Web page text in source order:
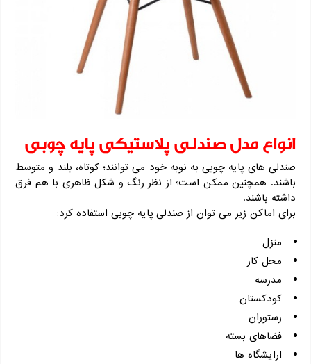
انواع مدل صندلی پلاستیکی پایه چوبی
صندلی های پایه چوبی به نوبه خود می توانند؛ کوتاه، بلند و متوسط
باشند. همچنین ممکن است؛ از نظر رنگ و شکل ظاهری با هم فرق
داشته باشند.
برای اماکن زیر می توان از صندلی پایه چوبی استفاده کرد:
منزل
محل کار
مدرسه
کودکستان
رستوران
فضاهای بسته
ارایشگاه ها